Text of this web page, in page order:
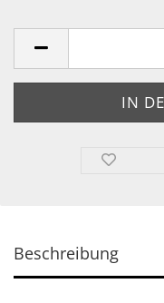
Beschreibung